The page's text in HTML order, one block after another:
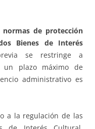
normas de protección
Bienes de Interés
se restringe a
un plazo máximo de
administrativo es
a la regulación de las